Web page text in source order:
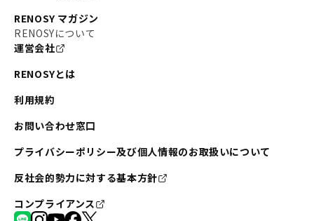
RENOSY マガジン
RENOSYについて
運営会社
RENOSYとは
利用規約
お問い合わせ窓口
プライバシーポリシー及び個人情報のお取扱いについて
反社会的勢力に対する基本方針
コンプライアンス